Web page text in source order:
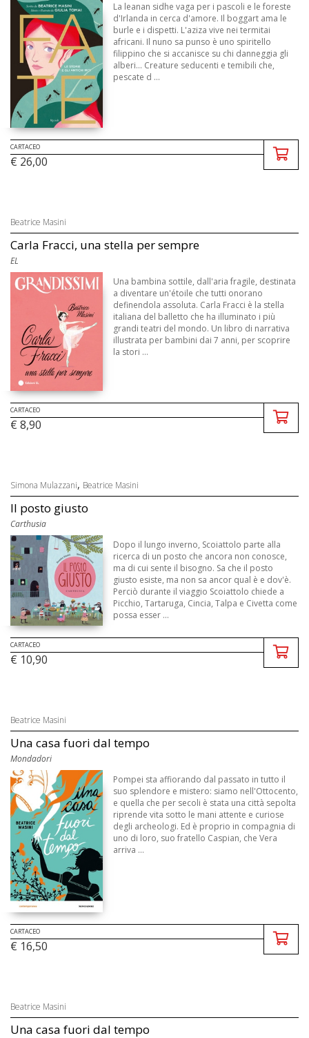
La leanan sidhe vaga per i pascoli e le foreste
d'Irlanda in cerca d'amore. Il boggart ama le
burle e i dispetti. L'aziza vive nei termitai
africani. Il nuno sa punso è uno spiritello
filippino che si accanisce su chi danneggia gli
alberi... Creature seducenti e temibili che,
pescate d ...
CARTACEO
€ 26,00
Beatrice Masini
Carla Fracci, una stella per sempre
EL
Una bambina sottile, dall'aria fragile, destinata
a diventare un'étoile che tutti onorano
definendola assoluta. Carla Fracci è la stella
italiana del balletto che ha illuminato i più
grandi teatri del mondo. Un libro di narrativa
illustrata per bambini dai 7 anni, per scoprire
la stori ...
CARTACEO
€ 8,90
Simona Mulazzani, Beatrice Masini
Il posto giusto
Carthusia
Dopo il lungo inverno, Scoiattolo parte alla
ricerca di un posto che ancora non conosce,
ma di cui sente il bisogno. Sa che il posto
giusto esiste, ma non sa ancor qual è e dov'è.
Perciò durante il viaggio Scoiattolo chiede a
Picchio, Tartaruga, Cincia, Talpa e Civetta come
possa esser ...
CARTACEO
€ 10,90
Beatrice Masini
Una casa fuori dal tempo
Mondadori
Pompei sta affiorando dal passato in tutto il
suo splendore e mistero: siamo nell'Ottocento,
e quella che per secoli è stata una città sepolta
riprende vita sotto le mani attente e curiose
degli archeologi. Ed è proprio in compagnia di
uno di loro, suo fratello Caspian, che Vera
arriva ...
CARTACEO
€ 16,50
Beatrice Masini
Una casa fuori dal tempo